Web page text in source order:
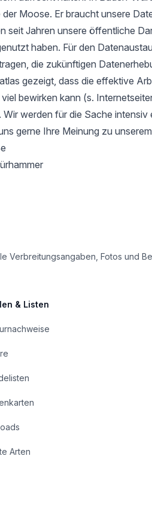
der Moose. Er braucht unsere
seit Jahren unsere öffentliche
haben. Für den
die zukünftigen
gezeigt, dass die effektive
bewirken kann (s.
Wir werden für die Sache intensiv
gerne Ihre Meinung zu
Verbreitungsangaben, Fotos und
& Listen
Arten